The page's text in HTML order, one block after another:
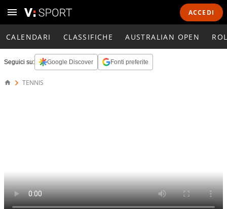
ACCEDI
CALENDARI CLASSIFICHE AUSTRALIAN OPEN
Seguici su: Google Discover Fonti preferite
TENNIS